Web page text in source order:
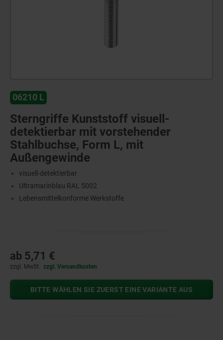
06210 L
Sterngriffe Kunststoff visuell-
detektierbar mit vorstehender
Stahlbuchse, Form L, mit
Außengewinde
visuell-detektierbar
Ultramarinblau RAL 5002
Lebensmittelkonforme Werkstoffe
ab 5,71 €
zzgl. MwSt. zzgl. Versandkosten
BITTE WÄHLEN SIE ZUERST EINE VARIANTE AUS